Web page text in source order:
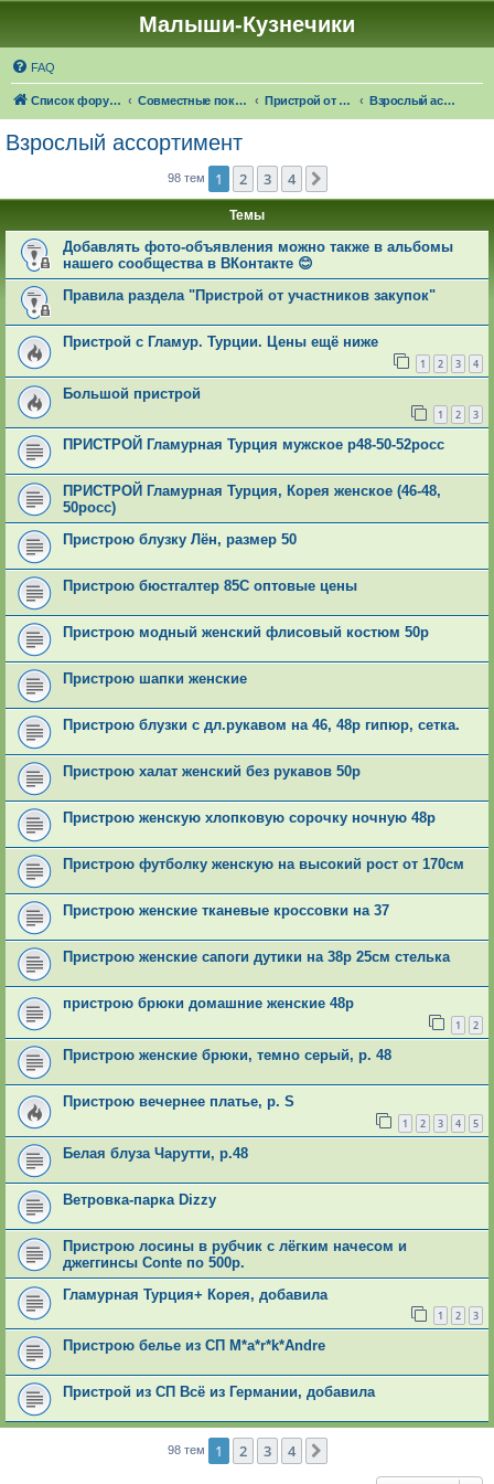
Малыши-Кузнечики
FAQ
Список форумов Совместные покупки "Малыши-Кузнечики" Пристрой от участников закупок Взрослый ассортимент
Взрослый ассортимент
98 тем 1 2 3 4
Темы
Добавлять фото-объявления можно также в альбомы
нашего сообщества в ВКонтакте 😊
Правила раздела "Пристрой от участников закупок"
Пристрой с Гламур. Турции. Цены ещё ниже
1 2 3 4
Большой пристрой
1 2 3
ПРИСТРОЙ Гламурная Турция мужское р48-50-52росс
ПРИСТРОЙ Гламурная Турция, Корея женское (46-48,
50росс)
Пристрою блузку Лён, размер 50
Пристрою бюстгалтер 85С оптовые цены
Пристрою модный женский флисовый костюм 50р
Пристрою шапки женские
Пристрою блузки с дл.рукавом на 46, 48р гипюр, сетка.
Пристрою халат женский без рукавов 50р
Пристрою женскую хлопковую сорочку ночную 48р
Пристрою футболку женскую на высокий рост от 170см
Пристрою женские тканевые кроссовки на 37
Пристрою женские сапоги дутики на 38р 25см стелька
пристрою брюки домашние женские 48р
1 2
Пристрою женские брюки, темно серый, р. 48
Пристрою вечернее платье, р. S
1 2 3 4 5
Белая блуза Чарутти, р.48
Ветровка-парка Dizzy
Пристрою лосины в рубчик с лёгким начесом и
джеггинсы Conte по 500р.
Гламурная Турция+ Корея, добавила
1 2 3
Пристрою белье из СП M*a*r*k*Andre
Пристрой из СП Всё из Германии, добавила
98 тем 1 2 3 4